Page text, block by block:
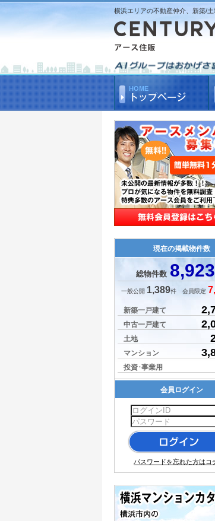
横浜エリアの不動産仲介、新築/
現在の掲載物件数
総物件数 8,923
一般公開 1,389件 会員限定
新築一戸建て
中古一戸建て
土地
マンション
投資･事業用
会員ログイン
パスワードを忘れた方はコ